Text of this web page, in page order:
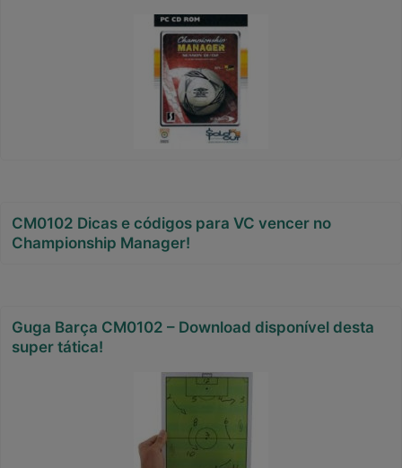
CM0102 Dicas e códigos para VC vencer no
Championship Manager!
Guga Barça CM0102 – Download disponível desta
super tática!